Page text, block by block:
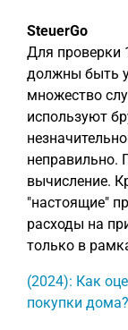
SteuerGo
Для проверки
должны быть
множество
используют
неправильно.
вычисление.
"настоящие"
расходы на
только в
(2024): Как
покупки дома?